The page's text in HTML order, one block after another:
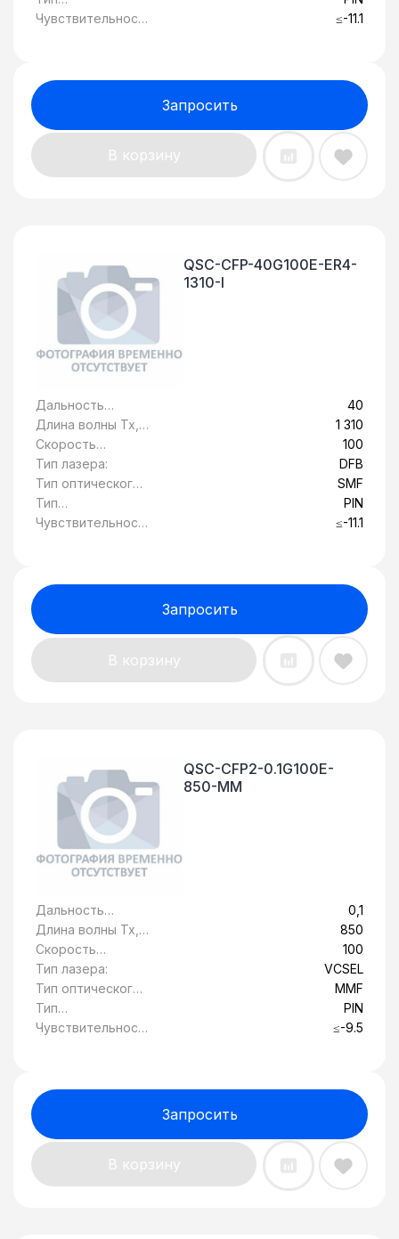
фотоприемника:
Чувствительност
≤-11.1
Запросить
В корзину
QSC-CFP-40G100E-ER4-
1310-I
Дальность
передачи, км:
40
Длина волны Tx,
нм:
1 310
Скорость
передачи
данных, Гбит/c:
100
Тип лазера:
DFB
Тип оптического
волокна:
SMF
Тип
фотоприемника:
PIN
Чувствительност
≤-11.1
Запросить
В корзину
QSC-CFP2-0.1G100E-
850-MM
Дальность
передачи, км:
0,1
Длина волны Tx,
нм:
850
Скорость
передачи
данных, Гбит/c:
100
Тип лазера:
VCSEL
Тип оптического
волокна:
MMF
Тип
фотоприемника:
PIN
Чувствительност
≤-9.5
Запросить
В корзину